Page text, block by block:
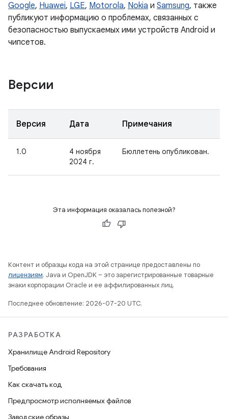
Google, Huawei, LGE, Motorola, Nokia и Samsung, также
публикуют информацию о проблемах, связанных с
безопасностью выпускаемых ими устройств Android и
чипсетов.
Версии
Версия Дата Примечания
1.0
4 ноября
2024 г.
Бюллетень опубликован.
Эта информация оказалась полезной?
Контент и образцы кода на этой странице предоставлены по
лицензиям. Java и OpenJDK – это зарегистрированные товарные
знаки корпорации Oracle и ее аффилированных лиц.
Последнее обновление: 2026-07-20 UTC.
РАЗРАБОТКА
Хранилище Android Repository
Требования
Как скачать код
Предпросмотр исполняемых файлов
Заводские образы